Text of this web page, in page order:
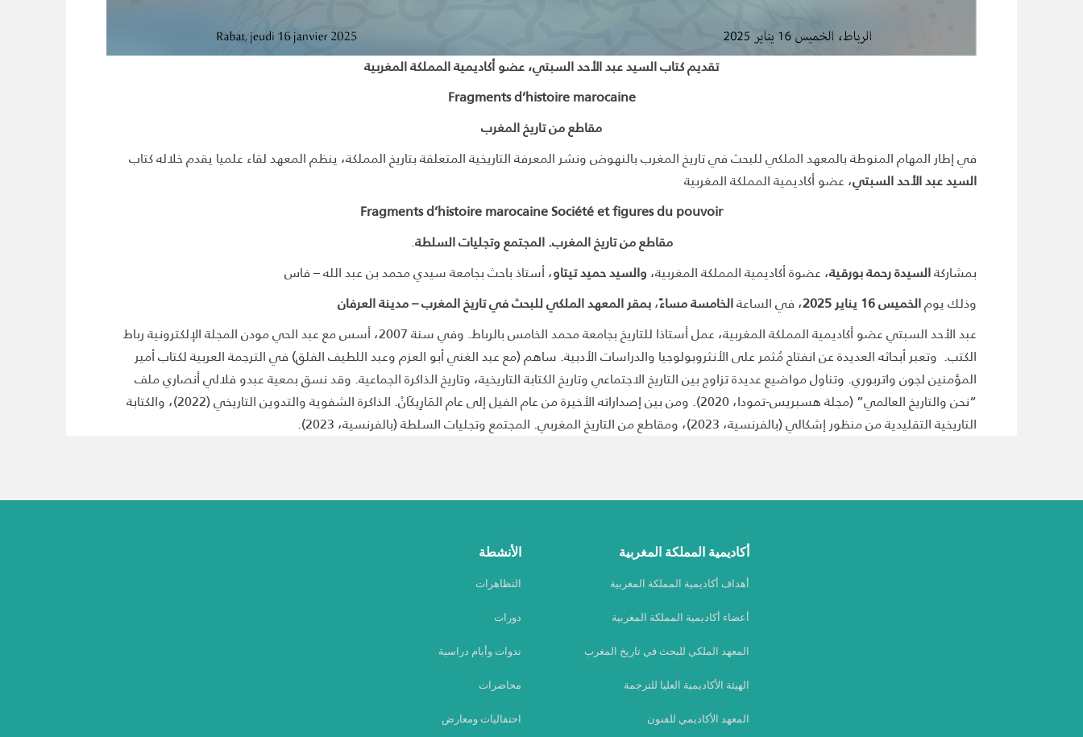
تقديم كتاب السيد عبد الأحد السبتي، عضو أكاديمية المملكة المغربية
Fragments d’histoire marocaine
مقاطع من تاريخ المغرب
في إطار المهام المنوطة بالمعهد الملكي للبحث في تاريخ المغرب بالنهوض ونشر المعرفة التاريخية المتعلقة بتاريخ المملكة، ينظم المعهد لقاء علميا يقدم خلاله كتاب
السيد عبد الأحد السبتي، عضو أكاديمية المملكة المغربية
Fragments d’histoire marocaine Société et figures du pouvoir
مقاطع من تاريخ المغرب. المجتمع وتجليات السلطة.
بمشاركةالسيدة رحمة بورقية، عضوة أكاديمية المملكة المغربية، والسيد حميد تيتاو، أستاذ باحث بجامعة سيدي محمد بن عبد الله – فاس
وذلك يومالخميس 16 يناير 2025 ، في الساعةالخامسة مساءً، بمقر المعهد الملكي للبحث في تاريخ المغرب–مدينة العرفان
عبد الأحد السبتي عضو أكاديمية المملكة المغربية، عمل أستاذا للتاريخ بجامعة محمد الخامس بالرباط. وفي سنة 2007، أسس مع عبد الحي مودن المجلة الإلكترونية رباط
الكتب. وتعبر أبحاثه العديدة عن انفتاح مُثمر على الأنثروبولوجيا والدراسات الأدبية. ساهم (مع عبد الغني أبو العزم وعبد اللطيف الفلق) في الترجمة العربية لكتاب أمير
المؤمنين لجون واتربوري. وتناول مواضيع عديدة تزاوج بين التاريخ الاجتماعي وتاريخ الكتابة التاريخية، وتاريخ الذاكرة الجماعية. وقد نسق بمعية عبدو فلالي أنصاري ملف
“نحن والتاريخ العالمي” (مجلة هسبريس-تمودا، 2020). ومن بين إصداراته الأخيرة من عام الفيل إلى عام المَارِيكَانْ. الذاكرة الشفوية والتدوين التاريخي (2022)، والكتابة
التاريخية التقليدية من منظور إشكالي (بالفرنسية، 2023)، ومقاطع من التاريخ المغربي. المجتمع وتجليات السلطة (بالفرنسية، 2023).
أكاديمية المملكة المغربية
أهداف أكاديمية المملكة المغربية
أعضاء أكاديمية المملكة المغربية
المعهد الملكي للبحث في تاريخ المغرب
الهيئة الأكاديمية العليا للترجمة
المعهد الأكاديمي للفنون
الأنشطة
التظاهرات
دورات
ندوات وأيام دراسية
محاضرات
احتفاليات ومعارض